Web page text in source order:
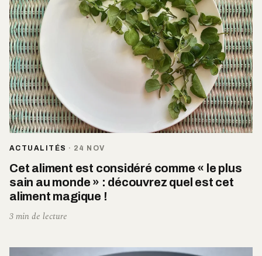
ACTUALITÉS · 24 NOV
Cet aliment est considéré comme « le plus
sain au monde » : découvrez quel est cet
aliment magique !
3 min de lecture